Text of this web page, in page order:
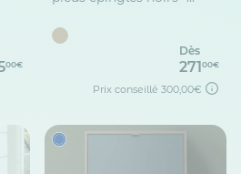
00€
Dès
27100€
Prix conseillé 300,00€